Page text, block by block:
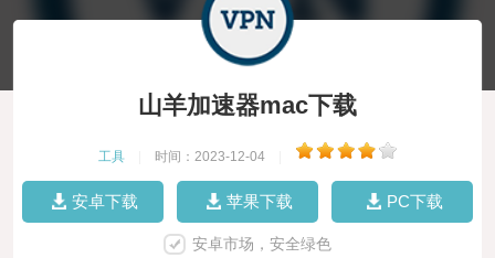
山羊加速器mac下载
工具 时间：2023-12-04
安卓下载 苹果下载 PC下载
安卓市场，安全绿色